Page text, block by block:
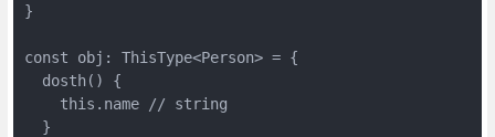
}
const obj: ThisType<Person> = {
  dosth() {
    this.name // string
  }